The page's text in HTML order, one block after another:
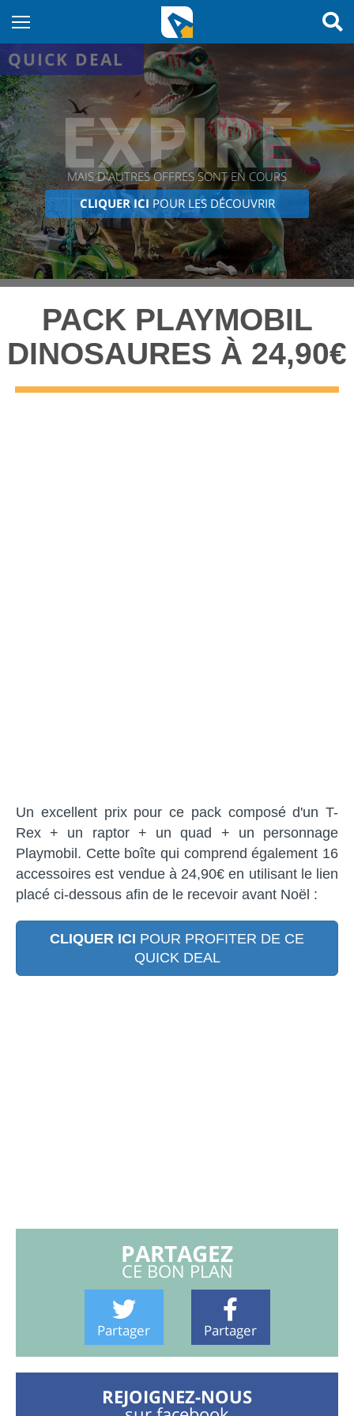
QUICK DEAL
EXPIRÉ
MAIS D'AUTRES OFFRES SONT EN COURS
CLIQUER ICI POUR LES DÉCOUVRIR
PACK PLAYMOBIL
DINOSAURES À 24,90€
Un excellent prix pour ce pack composé d'un T-
Rex + un raptor + un quad + un personnage
Playmobil. Cette boîte qui comprend également 16
accessoires est vendue à 24,90€ en utilisant le lien
placé ci-dessous afin de le recevoir avant Noël :
CLIQUER ICI POUR PROFITER DE CE
QUICK DEAL
PARTAGEZ
CE BON PLAN
Partager Partager
REJOIGNEZ-NOUS